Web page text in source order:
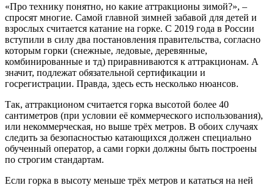
«Про технику понятно, но какие аттракционы зимой?», –
спросят многие. Самой главной зимней забавой для детей и
взрослых считается катание на горке. С 2019 года в России
вступили в силу два постановления правительства, согласно
которым горки (снежные, ледовые, деревянные,
комбинированные и тд) приравниваются к аттракционам. А
значит, подлежат обязательной сертификации и
госрегистрации. Правда, здесь есть несколько нюансов.
Так, аттракционом считается горка высотой более 40
сантиметров (при условии её коммерческого использования),
или некоммерческая, но выше трёх метров. В обоих случаях
следить за безопасностью катающихся должен специально
обученный оператор, а сами горки должны быть построены
по строгим стандартам.
Если горка в высоту меньше трёх метров и кататься на ней